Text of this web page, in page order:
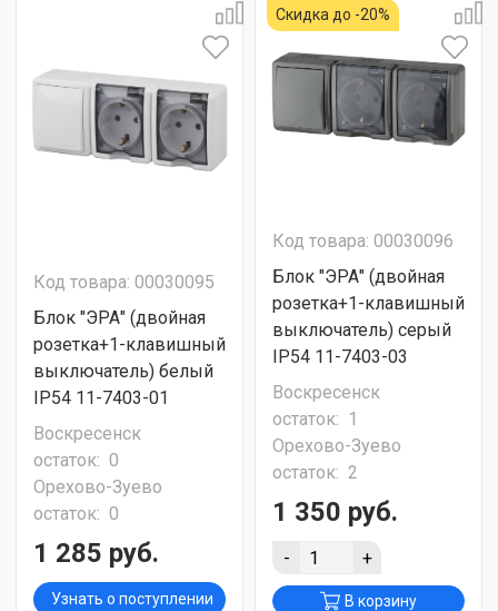
Код товара: 00030095
Блок "ЭРА" (двойная
розетка+1-клавишный
выключатель) белый
IP54 11-7403-01
Воскресенск
остаток: 0
Орехово-Зуево
остаток: 0
1 285 руб.
Узнать о поступлении
Скидка до -20%
Код товара: 00030096
Блок "ЭРА" (двойная
розетка+1-клавишный
выключатель) серый
IP54 11-7403-03
Воскресенск
остаток: 1
Орехово-Зуево
остаток: 2
1 350 руб.
- +
В корзину